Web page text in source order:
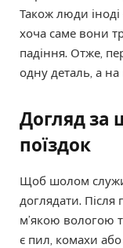
Також люди іноді
хоча саме вони
падіння. Отже,
одну деталь, а
Догляд за
поїздок
Щоб шолом
доглядати. Після
м’якою вологою
є пил, комахи